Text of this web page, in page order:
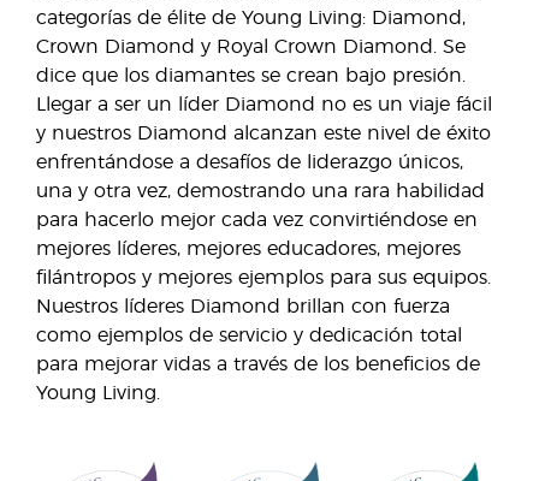
categorías de élite de Young Living: Diamond,
Crown Diamond y Royal Crown Diamond. Se
dice que los diamantes se crean bajo presión.
Llegar a ser un líder Diamond no es un viaje fácil
y nuestros Diamond alcanzan este nivel de éxito
enfrentándose a desafíos de liderazgo únicos,
una y otra vez, demostrando una rara habilidad
para hacerlo mejor cada vez convirtiéndose en
mejores líderes, mejores educadores, mejores
filántropos y mejores ejemplos para sus equipos.
Nuestros líderes Diamond brillan con fuerza
como ejemplos de servicio y dedicación total
para mejorar vidas a través de los beneficios de
Young Living.